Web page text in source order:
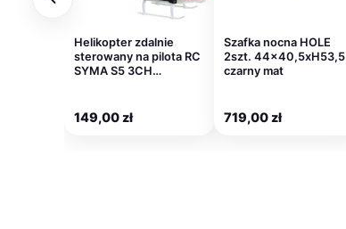
Helikopter zdalnie
sterowany na pilota RC
SYMA S5 3CH…
149,00zł
Szafka nocna HOLE
2szt. 44×40,5xH53,5
czarny mat
719,00zł